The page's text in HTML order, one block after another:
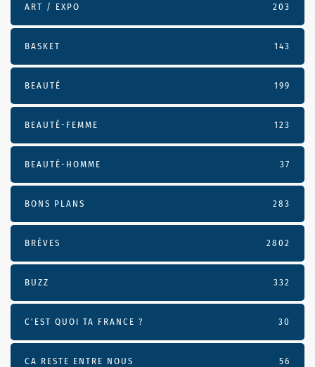
ART / EXPO 203
BASKET 143
BEAUTÉ 199
BEAUTÉ-FEMME 123
BEAUTÉ-HOMME 37
BONS PLANS 283
BRÈVES 2802
BUZZ 332
C'EST QUOI TA FRANCE ? 30
CA RESTE ENTRE NOUS 56